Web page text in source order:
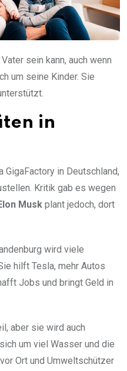
sein kann, auch wenn
um seine Kinder. Sie
in
GigaFactory in Deutschland,
Kritik gab es wegen
Musk plant jedoch, dort
wird viele
hilft Tesla, mehr Autos
Jobs und bringt Geld in
aber sie wird auch
um viel Wasser und die
Ort und Umweltschützer